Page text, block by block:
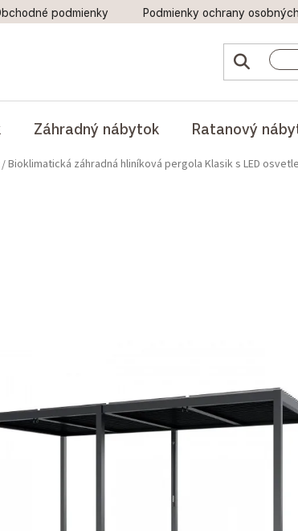
podmienky Podmienky ochrany
Záhradný nábytok Ratanový
/Bioklimatická záhradná hliníková pergola Klasik s LED